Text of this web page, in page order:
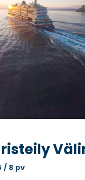
/ 8 pv